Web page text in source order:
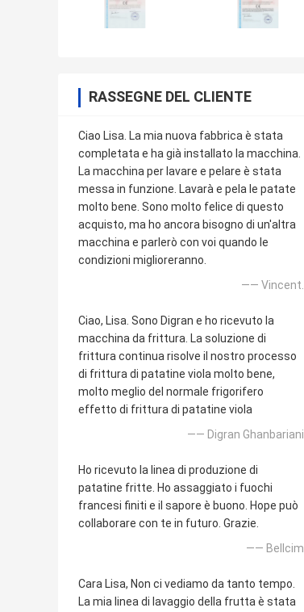
RASSEGNE DEL CLIENTE
Ciao Lisa. La mia nuova fabbrica è stata
completata e ha già installato la macchina.
La macchina per lavare e pelare è stata
messa in funzione. Lavarà e pela le patate
molto bene. Sono molto felice di questo
acquisto, ma ho ancora bisogno di un'altra
macchina e parlerò con voi quando le
condizioni miglioreranno.
—— Vincent.
Ciao, Lisa. Sono Digran e ho ricevuto la
macchina da frittura. La soluzione di
frittura continua risolve il nostro processo
di frittura di patatine viola molto bene,
molto meglio del normale frigorifero
effetto di frittura di patatine viola
—— Digran Ghanbariani
Ho ricevuto la linea di produzione di
patatine fritte. Ho assaggiato i fuochi
francesi finiti e il sapore è buono. Hope può
collaborare con te in futuro. Grazie.
—— Bellcim
Cara Lisa, Non ci vediamo da tanto tempo.
La mia linea di lavaggio della frutta è stata